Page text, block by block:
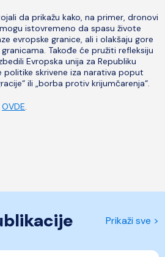
da prikažu kako, na primer, dronovi
istovremeno da spasu živote
evropske granice, ali i olakšaju gore
Takođe će pružiti refleksiju
Evropska unija za Republiku
skrivene iza narativa poput
ili „borba protiv krijumčarenja“.
OVDE.
Prikaži sve >